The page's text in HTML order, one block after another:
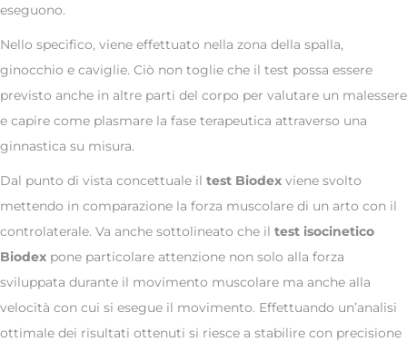
eseguono.
Nello specifico, viene effettuato nella zona della spalla,
ginocchio e caviglie. Ciò non toglie che il test possa essere
previsto anche in altre parti del corpo per valutare un malessere
e capire come plasmare la fase terapeutica attraverso una
ginnastica su misura.
Dal punto di vista concettuale il test Biodex viene svolto
mettendo in comparazione la forza muscolare di un arto con il
controlaterale. Va anche sottolineato che il test isocinetico
Biodex pone particolare attenzione non solo alla forza
sviluppata durante il movimento muscolare ma anche alla
velocità con cui si esegue il movimento. Effettuando un’analisi
ottimale dei risultati ottenuti si riesce a stabilire con precisione